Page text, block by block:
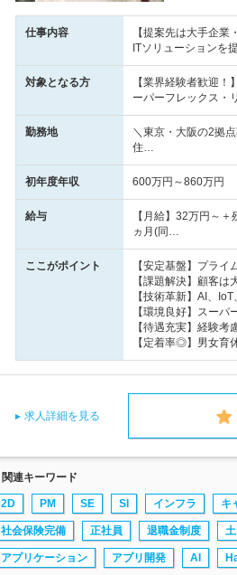
仕事内容
【提案先は大手企
ITソリューションを
対象となる方
【業界経験者歓迎
ーパーフレックス・
勤務地
＼東京・大阪の2拠
住…
初年度年収 600万円～860万円
給与
【月給】32万円～
ヵ月(同…
ここがポイント
【安定基盤】プラ
【課題解決】顧客は
【技術革新】AI、
【環境良好】スー
【待遇充実】経験
【定着率◎】男女育
求人詳細を見る
関連キーワード
2D PM SE SI インフラ キ
社会保険完備 正社員 退職金制度
アプリケーション アプリ開発 AI